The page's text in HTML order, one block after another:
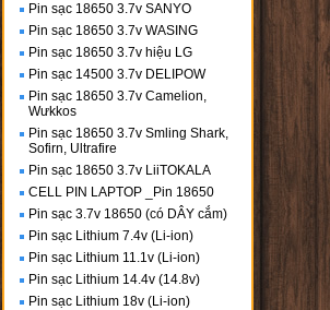
Pin sạc 18650 3.7v SANYO
Pin sạc 18650 3.7v WASING
Pin sạc 18650 3.7v hiệu LG
Pin sạc 14500 3.7v DELIPOW
Pin sạc 18650 3.7v Camelion,
Wưkkos
Pin sạc 18650 3.7v Smling Shark,
Sofirn, Ultrafire
Pin sạc 18650 3.7v LiiTOKALA
CELL PIN LAPTOP _Pin 18650
Pin sạc 3.7v 18650 (có DÂY cắm)
Pin sạc Lithium 7.4v (Li-ion)
Pin sạc Lithium 11.1v (Li-ion)
Pin sạc Lithium 14.4v (14.8v)
Pin sạc Lithium 18v (Li-ion)